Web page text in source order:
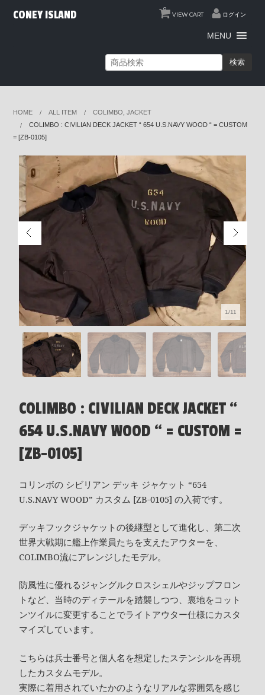
VIEW CART
0
ログイン
CONEY ISLAND
MENU
検索
HOME ALL ITEM COLIMBO ,JACKET
COLIMBO : CIVILIAN DECK JACKET “ 654 U.S.NAVY WOOD “ = CUSTOM
= [ZB-0105]
1/11
COLIMBO : CIVILIAN DECK JACKET “
654 U.S.NAVY WOOD “ = CUSTOM =
[ZB-0105]
コリンボの シビリアン デッキ ジャケット “654
U.S.NAVY WOOD” カスタム [ZB-0105] の入荷です。
デッキフックジャケットの後継型として進化し、第二次
世界大戦期に艦上作業員たちを支えたアウターを、
COLIMBO流にアレンジしたモデル。
防風性に優れるジャングルクロスシェルやジップフロン
トなど、当時のディテールを踏襲しつつ、裏地をコット
ンツイルに変更することでライトアウター仕様にカスタ
マイズしています。
こちらは兵士番号と個人名を想定したステンシルを再現
したカスタムモデル。
実際に着用されていたかのようなリアルな雰囲気を感じ